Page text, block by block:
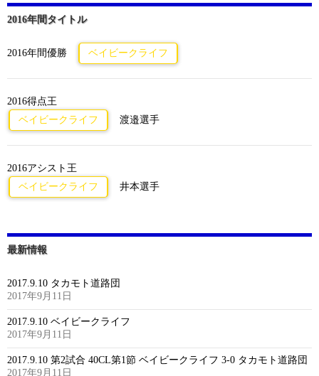
2016年間タイトル
2016年間優勝 ベイビークライフ
2016得点王
ベイビークライフ
渡邉選手
2016アシスト王
ベイビークライフ
井本選手
最新情報
2017.9.10 タカモト道路団
2017年9月11日
2017.9.10 ベイビークライフ
2017年9月11日
2017.9.10 第2試合 40CL第1節 ベイビークライフ 3-0 タカモト道路団
2017年9月11日